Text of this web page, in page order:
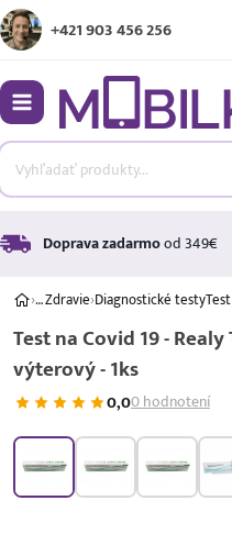
+421 903 456 256
Doprava zadarmood 349€
›…Zdravie›Diagnostické testy
Test na Covid 19 -
výterový - 1ks
0,00 hodnotení
17,99 %
p.a.